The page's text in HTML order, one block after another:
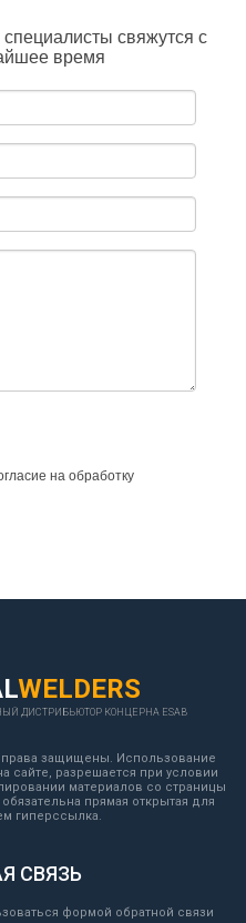
свяжутся с
время
на обработку
WELDERS
ДИСТРИБЬЮТОР КОНЦЕРНА ESAB
права защищены. Использование
сайте, разрешается при условии
материалов со страницы
прямая открытая для
гиперссылка.
СВЯЗЬ
формой обратной связи